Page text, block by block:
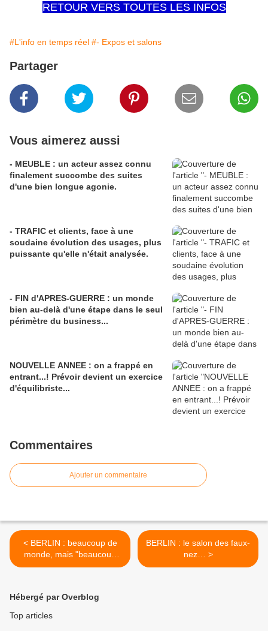
RETOUR VERS TOUTES LES INFOS
#L'info en temps réel #- Expos et salons
Partager
Vous aimerez aussi
- MEUBLE : un acteur assez connu
finalement succombe des suites
d'une bien longue agonie.
- TRAFIC et clients, face à une
soudaine évolution des usages, plus
puissante qu'elle n'était analysée.
- FIN d'APRES-GUERRE : un monde
bien au-delà d'une étape dans le seul
périmètre du business...
NOUVELLE ANNEE : on a frappé en
entrant...! Prévoir devient un exercice
d'équilibriste...
Commentaires
Ajouter un commentaire
< BERLIN : beaucoup de
monde, mais "beaucoup
comment", exactement ?
BERLIN : le salon des faux-
nez… >
Hébergé par Overblog
Top articles